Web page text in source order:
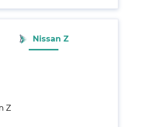
Nissan Z